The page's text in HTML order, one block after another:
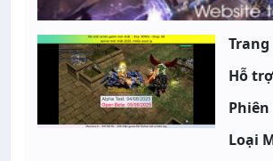
Hỗ
Loại